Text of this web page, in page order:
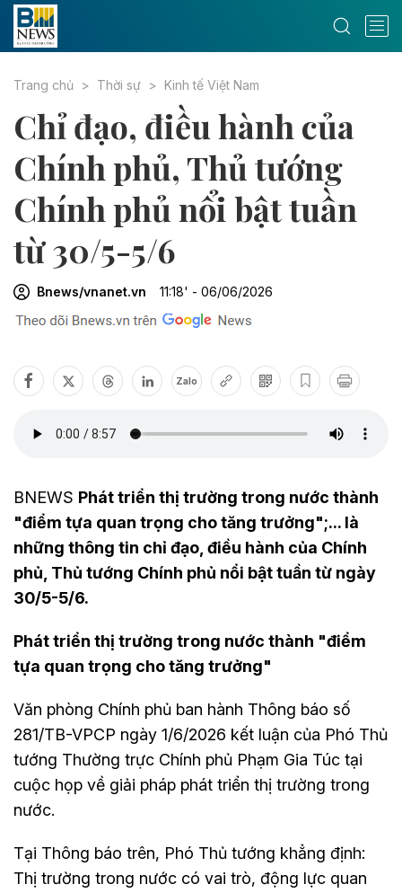
Trang chủ Thời sự Kinh tế Việt Nam
Chỉ đạo, điều hành của
Chính phủ, Thủ tướng
Chính phủ nổi bật tuần
từ 30/5-5/6
Bnews/vnanet.vn 11:18' - 06/06/2026
Zalo
BNEWS Phát triển thị trường trong nước thành
"điểm tựa quan trọng cho tăng trưởng";... là
những thông tin chỉ đạo, điều hành của Chính
phủ, Thủ tướng Chính phủ nổi bật tuần từ ngày
30/5-5/6.
Phát triển thị trường trong nước thành "điểm
tựa quan trọng cho tăng trưởng"
Văn phòng Chính phủ ban hành Thông báo số
281/TB-VPCP ngày 1/6/2026 kết luận của Phó Thủ
tướng Thường trực Chính phủ Phạm Gia Túc tại
cuộc họp về giải pháp phát triển thị trường trong
nước.
Tại Thông báo trên, Phó Thủ tướng khẳng định:
Thị trường trong nước có vai trò, động lực quan